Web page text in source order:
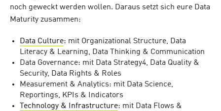
noch geweckt werden wollen. Daraus setzt sich eure Data
Maturity zusammen:
Data Culture: mit Organizational Structure, Data
Literacy & Learning, Data Thinking & Communication
Data Governance: mit Data Strategy4, Data Quality &
Security, Data Rights & Roles
Measurement & Analytics: mit Data Science,
Reportings, KPIs & Indicators
Technology & Infrastructure: mit Data Flows &